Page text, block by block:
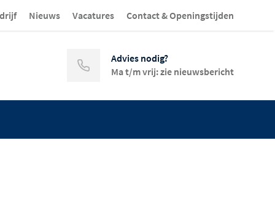
Nieuws Vacatures Contact & Openingstijden
Advies nodig?
Ma t/m vrij: zie nieuwsbericht